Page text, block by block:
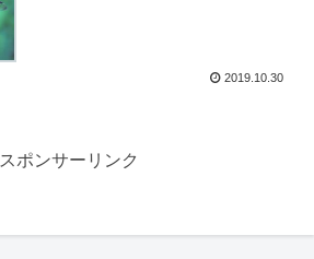
2019.10.30
スポンサーリンク